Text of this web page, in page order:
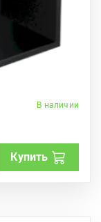
В наличии
Купить